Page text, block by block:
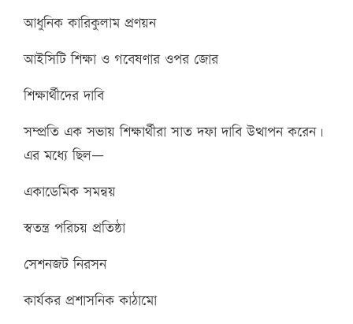
আধুনিক কারিকুলাম প্রণয়ন
আইসিটি শিক্ষা ও গবেষণার ওপর জোর
শিক্ষার্থীদের দাবি
সম্প্রতি এক সভায় শিক্ষার্থীরা সাত দফা দাবি উত্থাপন করেন।
এর মধ্যে ছিল—
একাডেমিক সমন্বয়
স্বতন্ত্র পরিচয় প্রতিষ্ঠা
সেশনজট নিরসন
কার্যকর প্রশাসনিক কাঠামো